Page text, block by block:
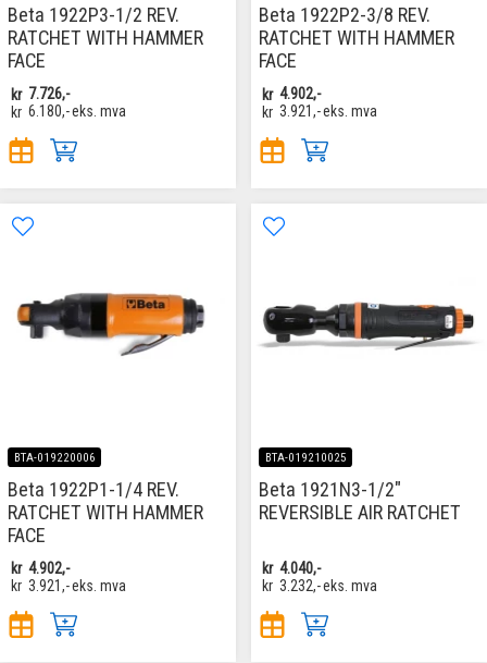
Beta 1922P3-1/2 REV.
RATCHET WITH HAMMER
FACE
kr 7.726,-
kr 6.180,-eks. mva
Beta 1922P2-3/8 REV.
RATCHET WITH HAMMER
FACE
kr 4.902,-
kr 3.921,-eks. mva
BTA-019220006
Beta 1922P1-1/4 REV.
RATCHET WITH HAMMER
FACE
kr 4.902,-
kr 3.921,-eks. mva
BTA-019210025
Beta 1921N3-1/2"
REVERSIBLE AIR RATCHET
kr 4.040,-
kr 3.232,-eks. mva